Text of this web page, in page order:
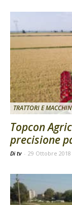
TRATTORI E
Topcon
precisione
Di tv - 29 Ottobre 2018